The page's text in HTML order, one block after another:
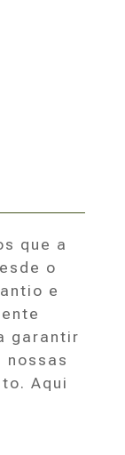
que a
o
e
garantir
nossas
Aqui